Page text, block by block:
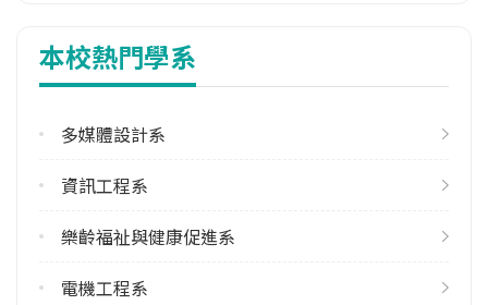
本校熱門學系
多媒體設計系
資訊工程系
樂齡福祉與健康促進系
電機工程系